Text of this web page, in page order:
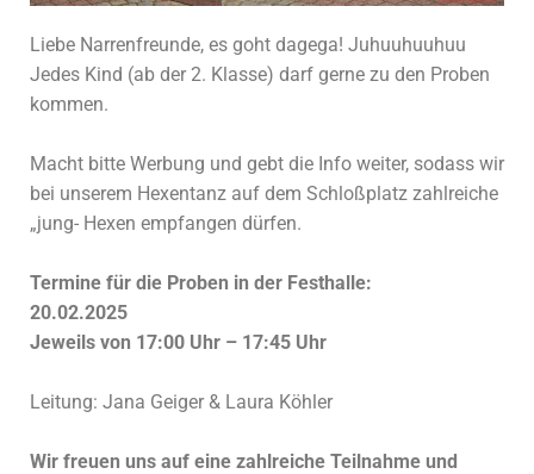
Liebe Narrenfreunde, es goht dagega! Juhuuhuuhuu
Jedes Kind (ab der 2. Klasse) darf gerne zu den Proben
kommen.
Macht bitte Werbung und gebt die Info weiter, sodass wir
bei unserem Hexentanz auf dem Schloßplatz zahlreiche
„jung- Hexen empfangen dürfen.
Termine für die Proben in der Festhalle:
20.02.2025
Jeweils von 17:00 Uhr – 17:45 Uhr
Leitung: Jana Geiger & Laura Köhler
Wir freuen uns auf eine zahlreiche Teilnahme und